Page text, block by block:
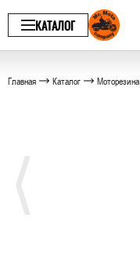
КАТАЛОГ
Главная Каталог Моторезина